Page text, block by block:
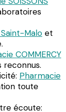
Malo et
COMMERCY
reconnus.
Pharmacie
toute
écoute: